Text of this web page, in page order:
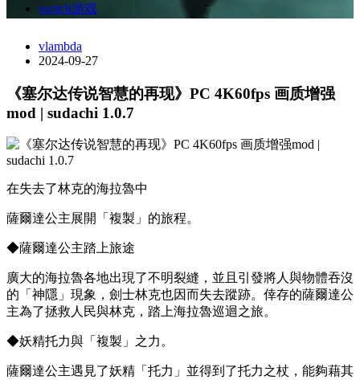
switch游戏
vlambda
2024-09-27
《塞尔达传说智慧的再现》PC 4K60fps 画质增强
mod | sudachi 1.0.7
在失去了林克的海拉魯中
薩爾達公主展開「複製」的旅程。
◆薩爾達公主踏上旅途
廣大的海拉魯各地出現了不明裂縫，並且引發將人與物體吞沒
的「神隱」現象，劍士林克也因而失去蹤跡。倖存的薩爾達公
主為了拯救人民與林克，踏上海拉魯巡迴之旅。
◆妖精托力與「複製」之力。
薩爾達公主遇見了妖精「托力」並得到了托力之杖，能夠藉其